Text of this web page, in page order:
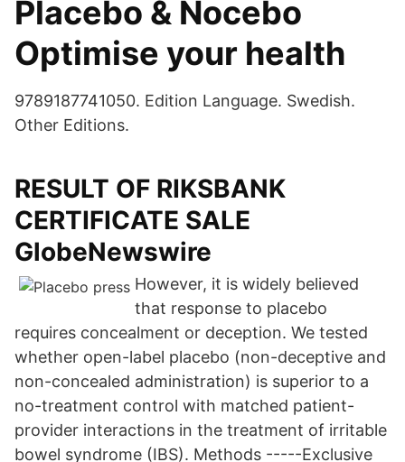
Placebo & Nocebo
Optimise your health
9789187741050. Edition Language. Swedish.
Other Editions.
RESULT OF RIKSBANK
CERTIFICATE SALE
GlobeNewswire
However, it is widely believed
that response to placebo
requires concealment or deception. We tested
whether open-label placebo (non-deceptive and
non-concealed administration) is superior to a
no-treatment control with matched patient-
provider interactions in the treatment of irritable
bowel syndrome (IBS). Methods -----Exclusive